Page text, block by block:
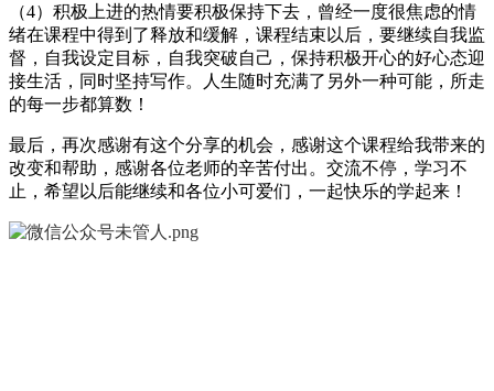
（4）积极上进的热情要积极保持下去，曾经一度很焦虑的情
绪在课程中得到了释放和缓解，课程结束以后，要继续自我监
督，自我设定目标，自我突破自己，保持积极开心的好心态迎
接生活，同时坚持写作。人生随时充满了另外一种可能，所走
的每一步都算数！
最后，再次感谢有这个分享的机会，感谢这个课程给我带来的
改变和帮助，感谢各位老师的辛苦付出。交流不停，学习不
止，希望以后能继续和各位小可爱们，一起快乐的学起来！